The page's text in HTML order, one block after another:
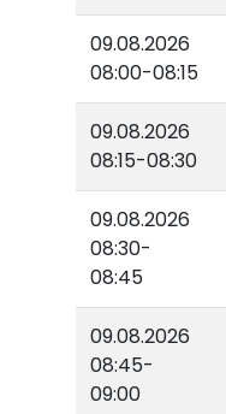
09.08.2026
08:00-08:15
09.08.2026
08:15-08:30
09.08.2026
08:30-
08:45
09.08.2026
08:45-
09:00